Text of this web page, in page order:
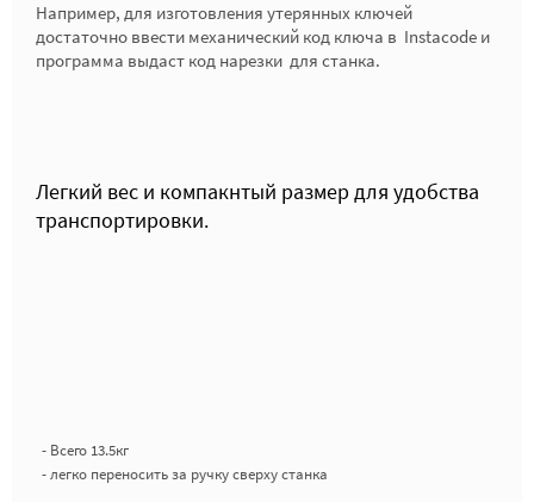
Например, для изготовления утерянных ключей
достаточно ввести механический код ключа в Instacode и
программа выдаст код нарезки для станка.
Легкий вес и компакнтый размер для удобства
транспортировки.
- Всего 13.5кг
-легко переносить за ручку сверху станка